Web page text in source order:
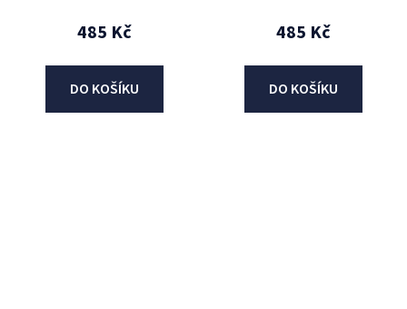
485 Kč
DO KOŠÍKU
485 Kč
DO KOŠÍKU